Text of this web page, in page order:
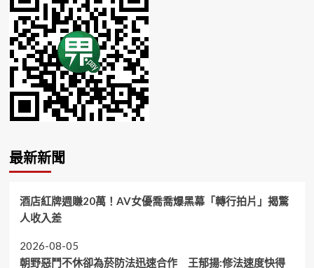
最新新聞
酒店紅牌週賺20萬！AV女優喬喬爆黑幕「轉行拍片」揭驚
人收入差
2026-08-05
朝野惡鬥不休卻為菸防法迅速合作 王郁揚:修法速度快得